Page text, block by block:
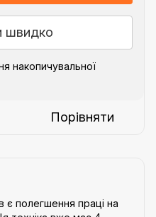
швидко
накопичувальної
Порівняти
є полегшення праці на